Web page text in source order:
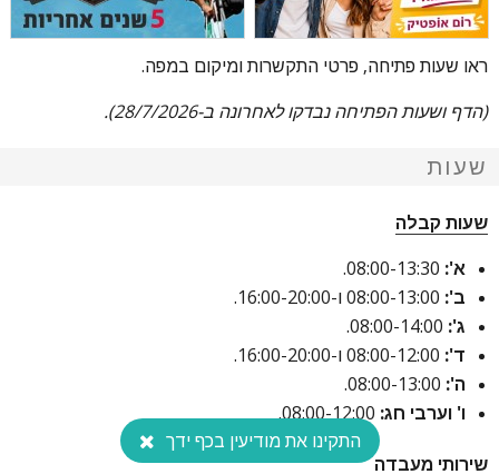
ראו שעות פתיחה, פרטי התקשרות ומיקום במפה.
(הדף ושעות הפתיחה נבדקו לאחרונה ב-28/7/2026).
שעות
שעות קבלה
א':
ב':
ג':
ד':
ה':
ו' וערבי חג: 08:00-12:00.
שירותי מעבדה
התקינו את מודיעין בכף ידך